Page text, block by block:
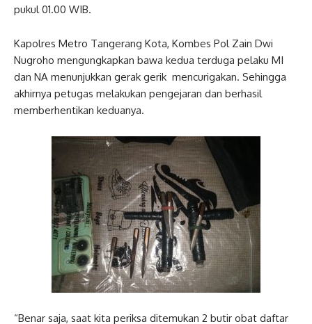
pukul 01.00 WIB.
Kapolres Metro Tangerang Kota, Kombes Pol Zain Dwi
Nugroho mengungkapkan bawa kedua terduga pelaku MI
dan NA menunjukkan gerak gerik mencurigakan. Sehingga
akhirnya petugas melakukan pengejaran dan berhasil
memberhentikan keduanya.
“Benar saja, saat kita periksa ditemukan 2 butir obat daftar